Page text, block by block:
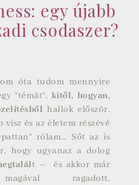
egy újabb
csodaszer?
óta tudom mennyire
“témát”, kitől, hogyan,
hallok először.
visz és az életem részévé
rólam… Sőt az is
hogy ugyanaz a dolog
t – és akkor már
ragadott,